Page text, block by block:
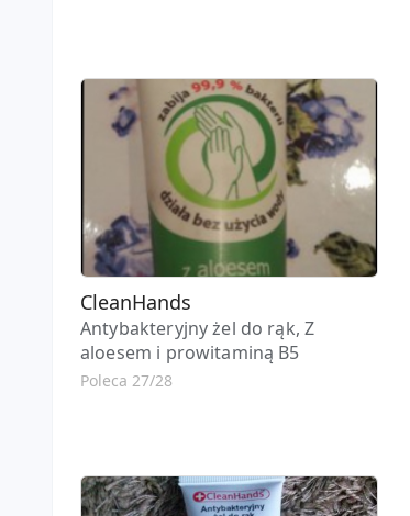
CleanHands
Antybakteryjny żel do rąk, Z
aloesem i prowitaminą B5
Poleca 27/28